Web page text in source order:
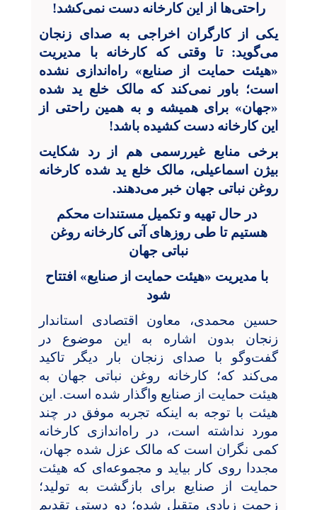
راحتی‌ها از این کارخانه دست نمی‌کشد!
یکی از کارگران اخراجی به صدای زنجان
می‌گوید: تا وقتی که کارخانه با مدیریت
«هیئت حمایت از صنایع» راه‌اندازی نشده
است؛ باور نمی‌کند که مالک خلع ید شده
«جهان» برای همیشه و به همین راحتی از
این کارخانه دست کشیده باشد!
برخی منابع غیر رسمی هم از رد شکایت
بیژن اسماعیلی، مالک خلع ید شده کارخانه
روغن نباتی جهان خبر می‌دهند.
در حال تهیه و تکمیل مستندات محکم
هستیم تا طی روزهای آتی کارخانه روغن
نباتی جهان
با مدیریت «هیئت حمایت از صنایع» افتتاح
شود
حسین محمدی، معاون اقتصادی استاندار
زنجان بدون اشاره به این موضوع در
گفت‌وگو با صدای زنجان بار دیگر تاکید
می‌کند که؛ کارخانه روغن نباتی جهان به
هیئت حمایت از صنایع واگذار شده است. این
هیئت با توجه به اینکه تجربه موفق در چند
مورد نداشته است، در راه‌اندازی کارخانه
کمی نگران است که مالک عزل شده جهان،
مجددا روی کار بیاید و مجموعه‌ای که هیئت
حمایت از صنایع برای بازگشت به تولید؛
زحمت زیادی متقبل شده؛ دو دستی تقدیم